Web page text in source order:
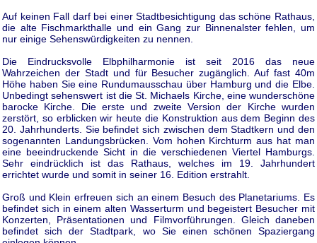
Auf keinen Fall darf bei einer Stadtbesichtigung das schöne Rathaus,
die alte Fischmarkthalle und ein Gang zur Binnenalster fehlen, um
nur einige Sehenswürdigkeiten zu nennen.
Die Eindrucksvolle Elbphilharmonie ist seit 2016 das neue
Wahrzeichen der Stadt und für Besucher zugänglich. Auf fast 40m
Höhe haben Sie eine Rundumausschau über Hamburg und die Elbe.
Unbedingt sehenswert ist die St. Michaels Kirche, eine wunderschöne
barocke Kirche. Die erste und zweite Version der Kirche wurden
zerstört, so erblicken wir heute die Konstruktion aus dem Beginn des
20. Jahrhunderts. Sie befindet sich zwischen dem Stadtkern und den
sogenannten Landungsbrücken. Vom hohen Kirchturm aus hat man
eine beeindruckende Sicht in die verschiedenen Viertel Hamburgs.
Sehr eindrücklich ist das Rathaus, welches im 19. Jahrhundert
errichtet wurde und somit in seiner 16. Edition erstrahlt.
Groß und Klein erfreuen sich an einem Besuch des Planetariums. Es
befindet sich in einem alten Wasserturm und begeistert Besucher mit
Konzerten, Präsentationen und Filmvorführungen. Gleich daneben
befindet sich der Stadtpark, wo Sie einen schönen Spaziergang